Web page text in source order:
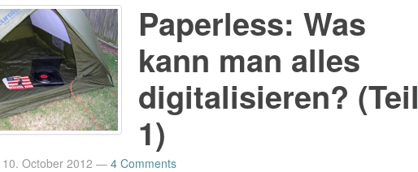
Paperless: Was
kann man alles
digitalisieren? (Teil
1)
10. October 2012 — 4 Comments